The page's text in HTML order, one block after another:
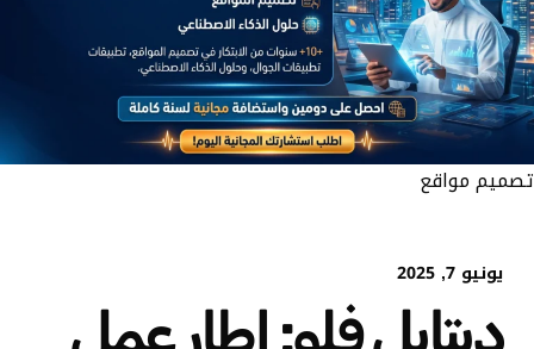
تصميم مواقع
يونيو 7, 2025
ديتايل فلو: إطار عمل